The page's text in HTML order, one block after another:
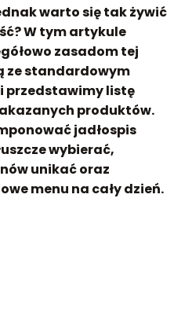
warto się tak żywić
W tym artykule
zasadom tej
ze standardowym
przedstawimy listę
produktów.
jadłospis
wybierać,
unikać oraz
menu na cały dzień.